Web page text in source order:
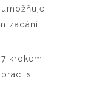
zadání.
krokem
s